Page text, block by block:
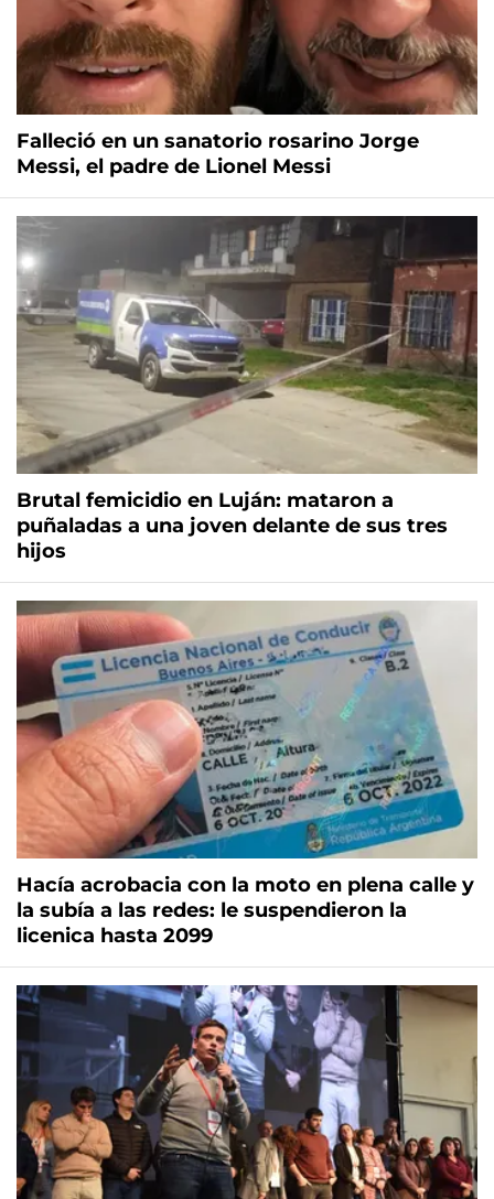
Falleció en un sanatorio rosarino Jorge
Messi, el padre de Lionel Messi
Brutal femicidio en Luján: mataron a
puñaladas a una joven delante de sus tres
hijos
Hacía acrobacia con la moto en plena calle y
la subía a las redes: le suspendieron la
licenica hasta 2099